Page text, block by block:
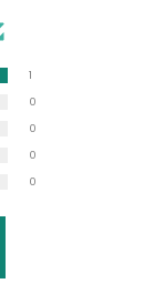
1
0
0
0
0